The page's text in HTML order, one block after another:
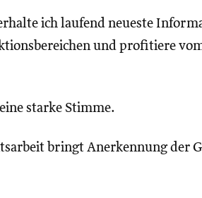
ich laufend neueste
und profitiere
starke Stimme.
bringt Anerkennung der